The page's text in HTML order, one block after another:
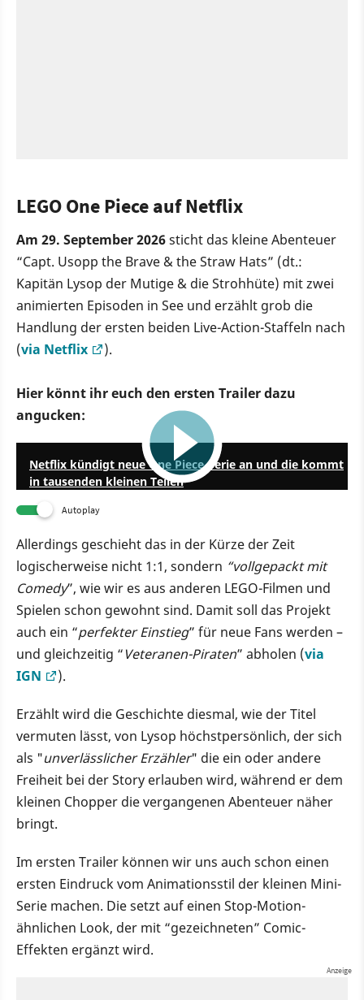
LEGO One Piece auf Netflix
Am 29. September 2026sticht das kleine Abenteuer
“Capt. Usopp the Brave & the Straw Hats” (dt.:
Kapitän Lysop der Mutige & die Strohhüte) mit zwei
animierten Episoden in See und erzählt grob die
Handlung der ersten beiden Live-Action-Staffeln nach
(via Netflix ).
Hier könnt ihr euch den ersten Trailer dazu
angucken:
Netflix kündigt neue One Piece-Serie an und die kommt
in tausenden kleinen Teilen
Autoplay
Allerdings geschieht das in der Kürze der Zeit
logischerweise nicht 1:1, sondern “vollgepackt mit
Comedy”, wie wir es aus anderen LEGO-Filmen und
Spielen schon gewohnt sind. Damit soll das Projekt
auch ein “perfekter Einstieg” für neue Fans werden –
und gleichzeitig “Veteranen-Piraten” abholen (via
IGN
).
Erzählt wird die Geschichte diesmal, wie der Titel
vermuten lässt, von Lysop höchstpersönlich, der sich
als "unverlässlicher Erzähler" die ein oder andere
Freiheit bei der Story erlauben wird, während er dem
kleinen Chopper die vergangenen Abenteuer näher
bringt.
Im ersten Trailer können wir uns auch schon einen
ersten Eindruck vom Animationsstil der kleinen Mini-
Serie machen. Die setzt auf einen Stop-Motion-
ähnlichen Look, der mit “gezeichneten” Comic-
Effekten ergänzt wird.